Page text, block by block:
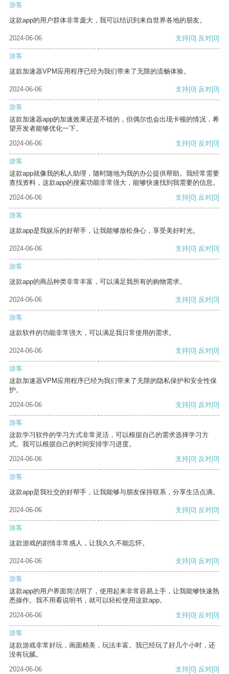
游客
这款app的用户群体非常庞大，我可以结识到来自世界各地的朋友。
2024-06-06 支持[0] 反对[0]
游客
这款加速器VPM应用程序已经为我们带来了无限的流畅体验。
2024-06-06 支持[0] 反对[0]
游客
这款加速器app的加速效果还是不错的，但偶尔也会出现卡顿的情况，希
望开发者能够优化一下。
2024-06-06
支持[0] 反对[0]
游客
这款app就像我的私人助理，随时随地为我的办公提供帮助。我经常需要
查找资料，这款app的搜索功能非常强大，能够快速找到我需要的信息。
2024-06-06
支持[0] 反对[0]
游客
这款app是我娱乐的好帮手，让我能够放松身心，享受美好时光。
2024-06-06 支持[0] 反对[0]
游客
这款app的商品种类非常丰富，可以满足我所有的购物需求。
2024-06-06 支持[0] 反对[0]
游客
这款软件的功能非常强大，可以满足我日常使用的需求。
2024-06-06 支持[0] 反对[0]
游客
这款加速器VPM应用程序已经为我们带来了无限的隐私保护和安全性保
护。
2024-06-06
支持[0] 反对[0]
游客
这款学习软件的学习方式非常灵活，可以根据自己的需求选择学习方
式。我可以根据自己的时间安排学习进度。
2024-06-06
支持[0] 反对[0]
游客
这款app是我社交的好帮手，让我能够与朋友保持联系，分享生活点滴。
2024-06-06 支持[0] 反对[0]
游客
这款游戏的剧情非常感人，让我久久不能忘怀。
2024-06-06 支持[0] 反对[0]
游客
这款app的用户界面简洁明了，使用起来非常容易上手，让我能够快速熟
悉操作。我不用看说明书，就可以轻松使用这款app。
2024-06-06
支持[0] 反对[0]
游客
这款游戏非常好玩，画面精美，玩法丰富。我已经玩了好几个小时，还
没有玩腻。
2024-06-06
支持[0] 反对[0]